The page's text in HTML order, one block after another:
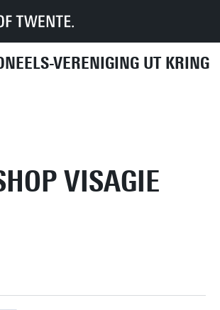
VERENIGING UT KRING
Activiteiten
VISAGIE
KOMENDE ACTIVITEITEN